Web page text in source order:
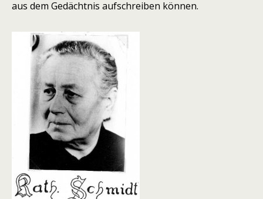
aus dem Gedächtnis aufschreiben können.